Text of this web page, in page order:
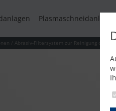
Plasmaschneidanlagen
/ Abrasiv-Filtersystem zur Reinigung des